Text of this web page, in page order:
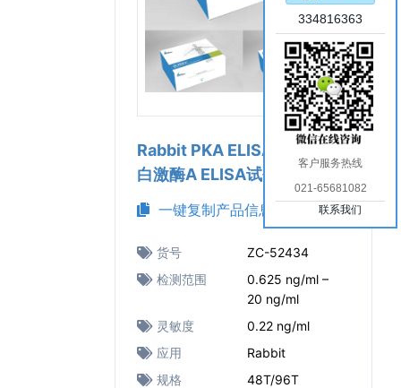
Rabbit PKA ELISA Kit（兔蛋
白激酶A ELISA试剂盒）
一键复制产品信息
货号
ZC-52434
检测范围
0.625 ng/ml –
20 ng/ml
灵敏度
0.22 ng/ml
应用
Rabbit
规格
48T/96T
334816363
客户服务热线
021-65681082
联系我们